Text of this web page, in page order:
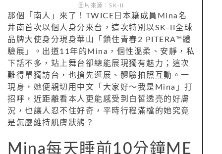
圖片來源：SK-II
那個「南人」來了！TWICE日本籍成員Mina名
井南首次以個人身分來台，這次特別以SK-II全球
品牌大使身分現身華山「鎖住青春2 PITERA™體
驗展」。出道11年的Mina，個性溫柔、安靜，私
下話不多，站上舞台卻總能展現獨有魅力；這次
難得單獨訪台，也搶先逛展、體驗拍照互動。一
現身，她便親切用中文「大家好～我是Mina」打
招呼，近距離看本人更能感受到白皙透亮的好膚
況，也讓人忍不住好奇，平時行程滿檔的她究竟
是怎麼維持肌膚狀態？
Mina每天睡前10分鐘ME